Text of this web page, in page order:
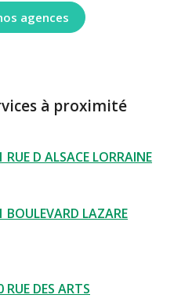
agences
à proximité
D ALSACE LORRAINE
LAZARE
DES ARTS